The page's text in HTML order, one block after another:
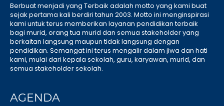
Berbuat menjadi yang Terbaik adalah motto yang kami buat
sejak pertama kali berdiri tahun 2003. Motto ini menginspirasi
kami untuk terus memberikan layanan pendidikan terbaik
bagi murid, orang tua murid dan semua stakeholder yang
berkaitan langsung maupun tidak langsung dengan
pendidikan. Semangat ini terus mengalir dalam jiwa dan hati
kami, mulai dari kepala sekolah, guru, karyawan, murid, dan
semua stakeholder sekolah.
AGENDA